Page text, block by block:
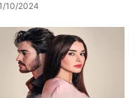
10/2024